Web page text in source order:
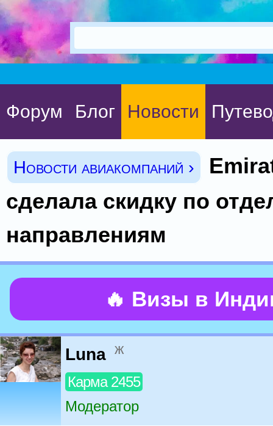
Форум Блог Новости
Новости авиакомпаний ›
сделала скидку по
направлениям
🔥 Визы в
Luna ж
Карма 2455
Модератор